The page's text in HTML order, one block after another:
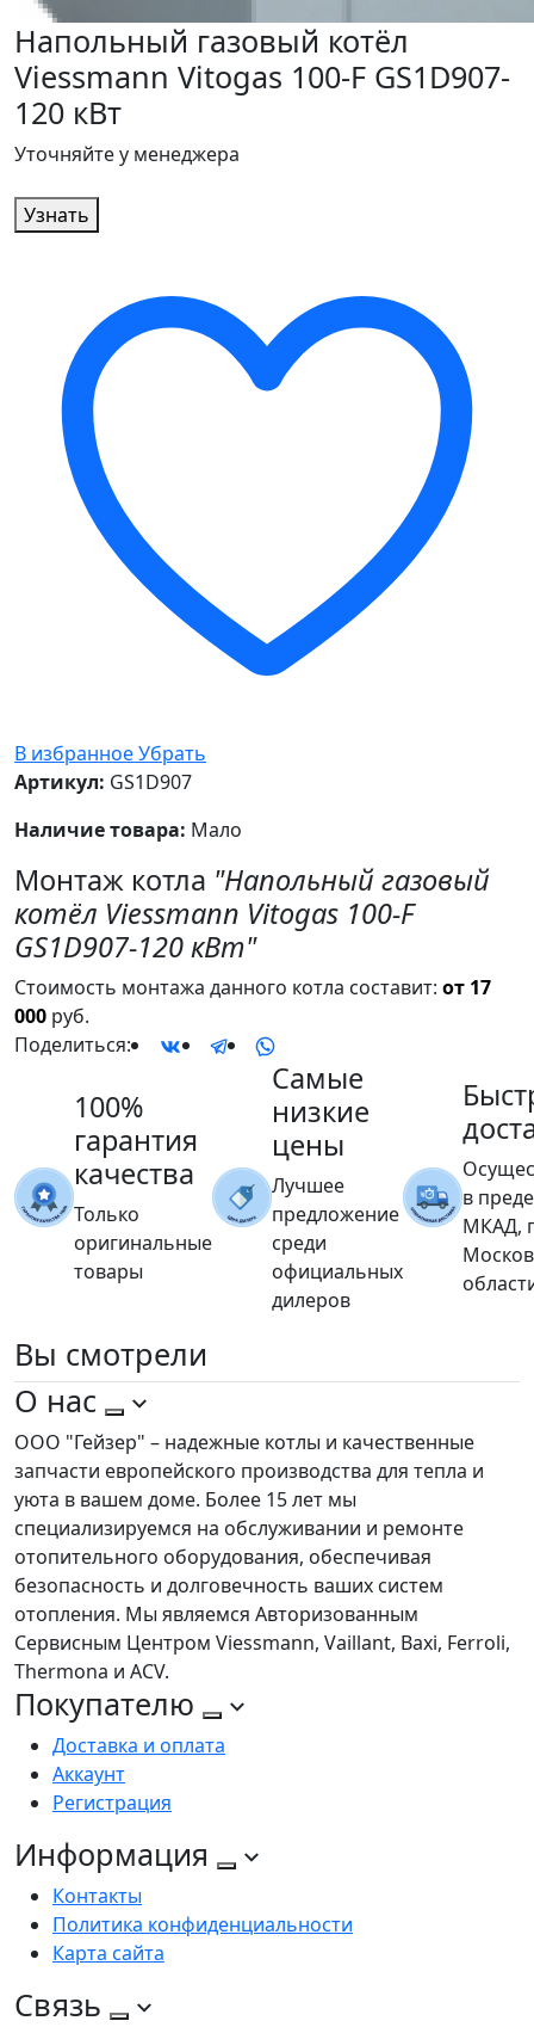
Напольный газовый котёл
Viessmann Vitogas 100-F GS1D907-
120 кВт
Уточняйте у менеджера
Узнать
В избранноеУбрать
Артикул: GS1D907
Наличие товара: Мало
Монтаж котла "Напольный газовый
котёл Viessmann Vitogas 100-F
GS1D907-120 кВт"
Стоимость монтажа данного котла составит: от 17
000 руб.
Поделиться:
100%
гарантия
качества
Только
оригинальные
товары
Самые
низкие
цены
Лучшее
предложение
среди
официальных
дилеров
в
МКАД,
Вы смотрели
О нас
ООО "Гейзер" – надежные котлы и качественные
запчасти европейского производства для тепла и
уюта в вашем доме. Более 15 лет мы
специализируемся на обслуживании и ремонте
отопительного оборудования, обеспечивая
безопасность и долговечность ваших систем
отопления. Мы являемся Авторизованным
Сервисным Центром Viessmann, Vaillant, Baxi, Ferroli,
Thermona и ACV.
Покупателю
Доставка и оплата
Аккаунт
Регистрация
Информация
Контакты
Политика конфиденциальности
Карта сайта
Связь